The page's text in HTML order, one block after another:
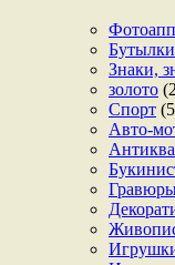
Бутылки
Знаки,
золото
Спорт
Авто-